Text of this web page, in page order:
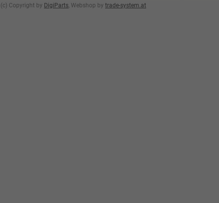
(c) Copyright by DigiParts, Webshop by trade-system.at